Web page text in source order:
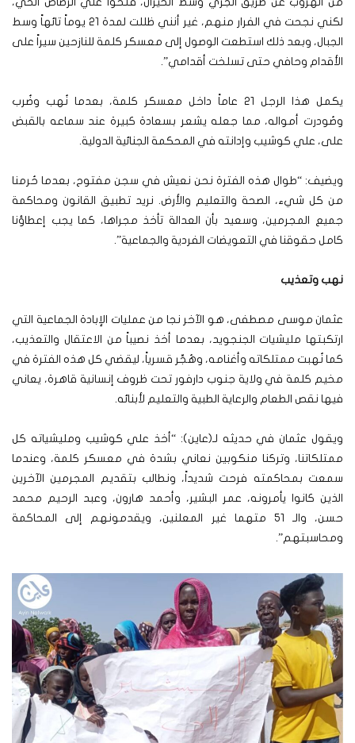
لكني نجحت في الفرار منهم، غير أنني ظللت لمدة 21 يوماً تائهاً وسط
الجبال، وبعد ذلك استطعت الوصول إلى معسكر كلمة للنازحين سيراً على
الأقدام وحافي حتى تسلخت أقدامي”.
يكمل هذا الرجل 21 عاماً داخل معسكر كلمة، بعدما نُهب وضُرب
وصُودرت أمواله، مما جعله يشعر بسعادة كبيرة عند سماعه بالقبض
على، علي كوشيب وإدانته في المحكمة الجنائية الدولية.
ويضيف: “طوال هذه الفترة نحن نعيش في سجن مفتوح، بعدما حُرمنا
من كل شيء، الصحة والتعليم والأرض. نريد تطبيق القانون ومحاكمة
جميع المجرمين، وسعيد بأن العدالة تأخذ مجراها، كما يجب إعطاؤنا
كامل حقوقنا في التعويضات الفردية والجماعية”.
نهب وتعذيب
عثمان موسى مصطفى، هو الآخر نجا من عمليات الإبادة الجماعية التي
ارتكبتها مليشيات الجنجويد، بعدما أخذ نصيباً من الاعتقال والتعذيب،
كما نُهبت ممتلكاته وأغنامه، وهُجِّر قسرياً، ليقضي كل هذه الفترة في
مخيم كلمة في ولاية جنوب دارفور تحت ظروف إنسانية قاهرة، يعاني
فيها نقص الطعام والرعاية الطبية والتعليم لأبنائه.
ويقول عثمان في حديثه لـ(عاين): “أخذ علي كوشيب ومليشياته كل
ممتلكاتنا، وتركنا منكوبين نعاني بشدة في معسكر كلمة، وعندما
سمعت بمحاكمته فرحت شديداً، ونطالب بتقديم المجرمين الآخرين
الذين كانوا يأمرونه، عمر البشير، وأحمد هارون، وعبد الرحيم محمد
حسن، والـ 51 متهما غير المعلنين، ويقدمونهم إلى المحاكمة
ومحاسبتهم”.